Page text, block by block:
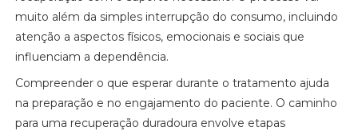
muito além da simples interrupção do consumo, incluindo
atenção a aspectos físicos, emocionais e sociais que
influenciam a dependência.
Compreender o que esperar durante o tratamento ajuda
na preparação e no engajamento do paciente. O caminho
para uma recuperação duradoura envolve etapas